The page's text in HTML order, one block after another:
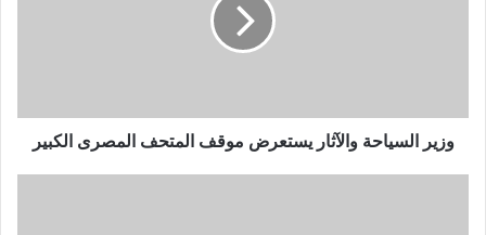
وزير السياحة والآثار يستعرض موقف المتحف المصرى الكبير